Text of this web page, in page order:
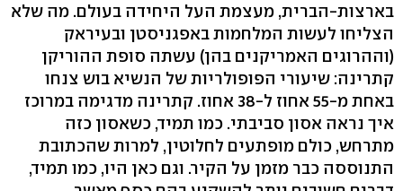
בארצות-הברית, מעצמת העל היחידה בעולם. מה שלא
הצליחו לעשות המלחמות באפגניסטן ובעיראק
(וההרוגים האמריקנים בהן) עשתה סופת ההוריקן
קתרינה: שיעורי הפופולריות של הנשיא בוש צנחו
באחת מ-55 אחוז ל-38 אחוז. קתרינה מדגימה במרוכז
איך נראה אסון סביבתי. כמו תמיד, כשאסון כזה
מתרחש, כולם מופתעים לחלוטין, למרות שהכתובת
התנוססה כבר מזמן על הקיר. וגם כאן היו, כמו תמיד,